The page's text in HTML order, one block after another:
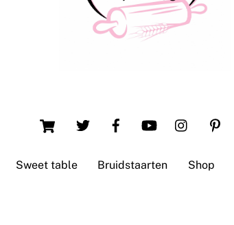
Cart
Sweet table Bruidstaarten Shop